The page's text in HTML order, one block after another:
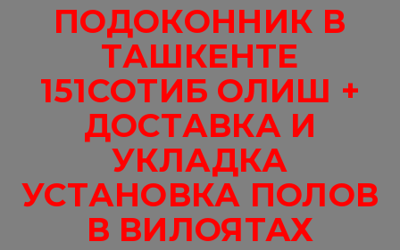
ПОДОКОННИК В
ТАШКЕНТЕ
151СОТИБ ОЛИШ +
ДОСТАВКА И
УКЛАДКА
УСТАНОВКА ПОЛОВ
В ВИЛОЯТАХ